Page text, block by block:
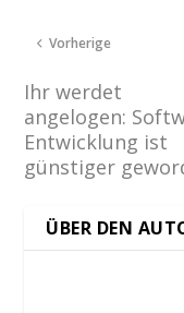
Vorherige
Ihr werdet
angelogen:
Entwicklung ist
günstiger
ÜBER DEN